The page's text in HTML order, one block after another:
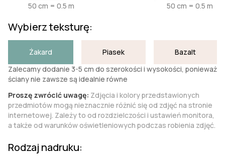
50 cm = 0.5 m
50 cm = 0.5 m
Wybierz teksturę:
Żakard Piasek
Bazalt
Zalecamy dodanie 3-5 cm do szerokości i wysokości, ponieważ
ściany nie zawsze są idealnie równe
Proszę zwrócić uwagę: Zdjęcia i kolory przedstawionych
przedmiotów mogą nieznacznie różnić się od zdjęć na stronie
internetowej. Zależy to od rozdzielczości i ustawień monitora,
a także od warunków oświetleniowych podczas robienia zdjęć.
Rodzaj nadruku: